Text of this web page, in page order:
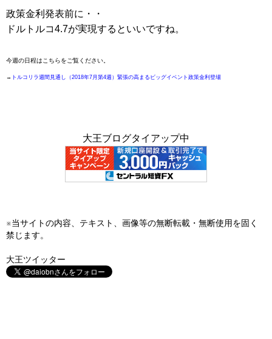
政策金利発表前に・・
ドルトルコ4.7が実現するといいですね。
今週の日程はこちらをご覧ください。
→ トルコリラ週間見通し（2018年7月第4週）緊張の高まるビッグイベント政策金利登場
大王ブログタイアップ中
※当サイトの内容、テキスト、画像等の無断転載・無断使用を固く
禁じます。
大王ツイッター